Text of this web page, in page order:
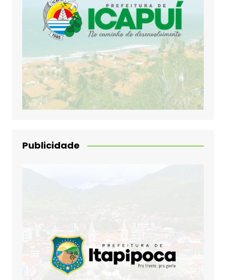
Publicidade